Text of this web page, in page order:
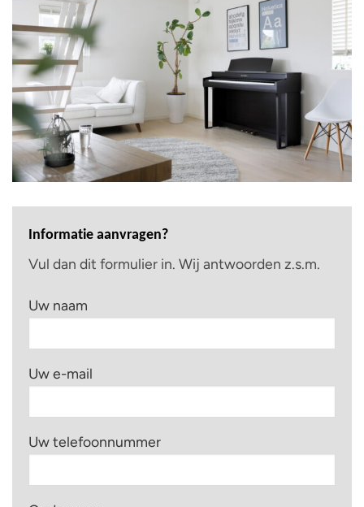
Informatie aanvragen?
Vul dan dit formulier in. Wij antwoorden z.s.m.
Uw naam
Uw e-mail
Uw telefoonnummer